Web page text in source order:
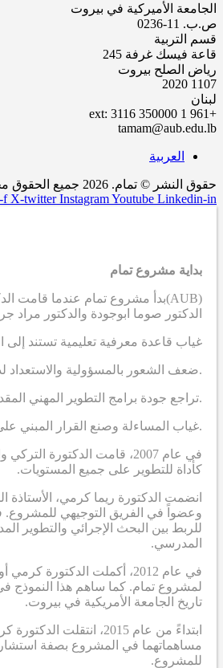
الجامعة الأميركية في بيروت
ص.ب. 11-0236
قسم التربية
قاعة فيسك غرفة 245
رياض الصلح بيروت
1107 2020
لبنان
+961 1 350000 ext: 3116
tamam@aub.edu.lb
العربية
حقوق النشر © تمام. 2026 جميع الحقوق محفوظة.
f X-twitter InstagramYoutube Linkedin-in
بداية مشروع تمام
(AUB)
بدأ مشروع تمام عندما قامت
الدكتور صوما ابوجودة والدكتور مراد
غياب قاعدة معرفية تعليمية تستند إلى
.ضعف الشعور بالمسؤولية
.تراجع جودة برامج التطوير المهني
.غياب المساءلة وصنع القرار المبني
في عام 2007، قامت
كأداة للتطوير على جميع المستويات.
انضمت الدكتورة ريما كرمي،
وعضواً في الفريق التوجيهي للمشروع.
للربط بين البحث الإجرائي والتطوير
المدرسي.
في عام 2012، أكملت
تاريخ الجامعة الأمريكية في بيروت.
ابتداءً من عام 2015،
مساهماتهما في المشروع بصفة
للمشروع.